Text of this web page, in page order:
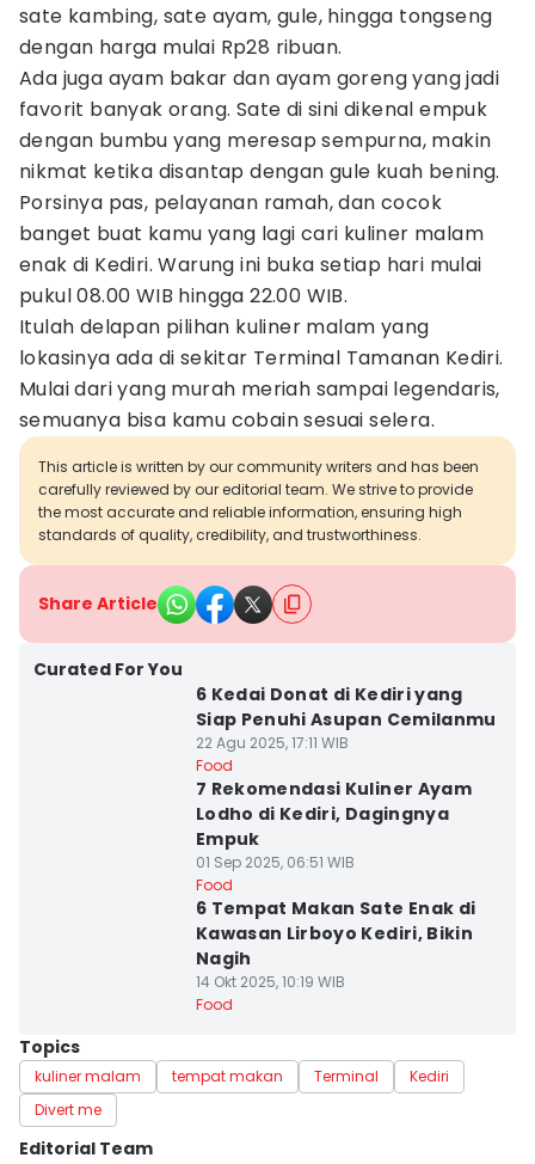
sate kambing, sate ayam, gule, hingga tongseng
dengan harga mulai Rp28 ribuan.
Ada juga ayam bakar dan ayam goreng yang jadi
favorit banyak orang. Sate di sini dikenal empuk
dengan bumbu yang meresap sempurna, makin
nikmat ketika disantap dengan gule kuah bening.
Porsinya pas, pelayanan ramah, dan cocok
banget buat kamu yang lagi cari kuliner malam
enak di Kediri. Warung ini buka setiap hari mulai
pukul 08.00 WIB hingga 22.00 WIB.
Itulah delapan pilihan kuliner malam yang
lokasinya ada di sekitar Terminal Tamanan Kediri.
Mulai dari yang murah meriah sampai legendaris,
semuanya bisa kamu cobain sesuai selera.
This article is written by our community writers and has been
carefully reviewed by our editorial team. We strive to provide
the most accurate and reliable information, ensuring high
standards of quality, credibility, and trustworthiness.
Share Article
Curated For You
6 Kedai Donat di Kediri yang
Siap Penuhi Asupan Cemilanmu
22 Agu 2025, 17:11 WIB
Food
7 Rekomendasi Kuliner Ayam
Lodho di Kediri, Dagingnya
Empuk
01 Sep 2025, 06:51 WIB
Food
6 Tempat Makan Sate Enak di
Kawasan Lirboyo Kediri, Bikin
Nagih
14 Okt 2025, 10:19 WIB
Food
Topics
kuliner malam tempat makan Terminal
Kediri
Divert me
Editorial Team